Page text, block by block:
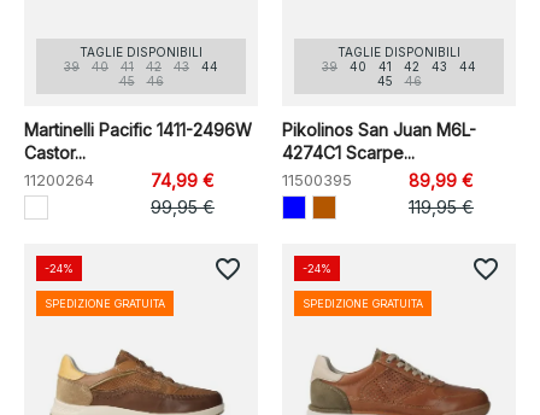
TAGLIE DISPONIBILI
39
40 41 42 43
44
45
46
Martinelli Pacific 1411-2496W
Castor...
11200264
74,99 €
99,95 €
TAGLIE DISPONIBILI
39
40 41 42 43
44
45
46
Pikolinos San Juan M6L-
4274C1 Scarpe...
11500395
89,99 €
119,95 €
-24%
SPEDIZIONE GRATUITA
favorite_border -24%
SPEDIZIONE GRATUITA
favorite_border